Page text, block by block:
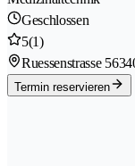
Geschlossen
5(1)
Ruessenstrasse 5
Termin reservieren